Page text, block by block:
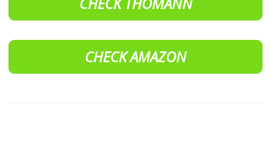
CHECK AMAZON